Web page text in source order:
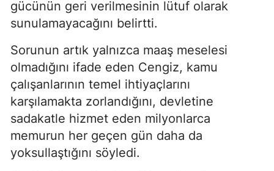
gücünün geri verilmesinin lütuf olarak
sunulamayacağını belirtti.
Sorunun artık yalnızca maaş meselesi
olmadığını ifade eden Cengiz, kamu
çalışanlarının temel ihtiyaçlarını
karşılamakta zorlandığını, devletine
sadakatle hizmet eden milyonlarca
memurun her geçen gün daha da
yoksullaştığını söyledi.